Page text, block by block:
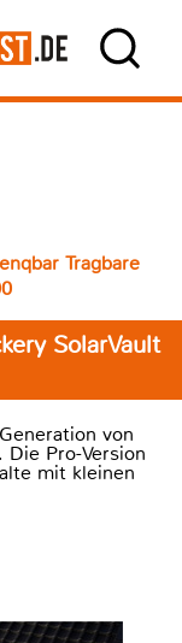
Tragbare
SolarVault
von
Pro-Version
mit kleinen